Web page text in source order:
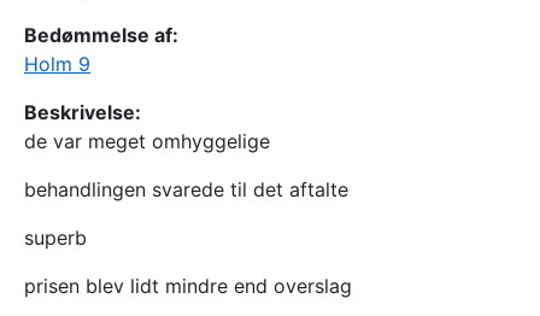
Bedømmelse af:
Holm 9
Beskrivelse:
de var meget omhyggelige
behandlingen svarede til det aftalte
superb
prisen blev lidt mindre end overslag